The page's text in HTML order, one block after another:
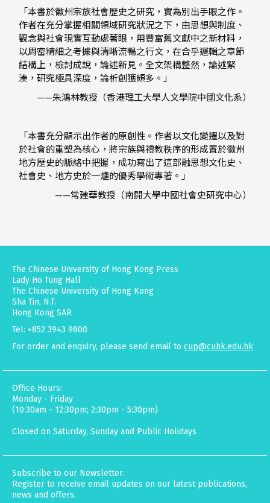
「本書於徽州宗族社會歷史之研究，實為別出手眼之作。
作者在充分掌握相關領域研究狀況之下，由思想與制度、
觀念與社會現實互動處著眼，用豐富舊文獻中之新材料，
以周密精細之考據與清晰流暢之行文，在合乎邏輯之章節
結構上，檢討成說，論述新見。全文架構整然，論述緊
湊，研究極具深度，論析創獲頗多。」
——朱鴻林教授（香港理工大學人文學院中國文化系）
「本書充分顯示出作者的原創性。作者以文化變遷以及對
於社會的重塑為核心，將宗族與禮教秩序的形成置於徽州
地方歷史的脈絡中把握，成功寫出了這部融思想文化史、
社會史、地方史於一爐的優秀學術專著。」
——常建華教授（南開大學中國社會史研究中心）
The Chinese University of Hong Kong Press
Lady Ho Tung Hall
The Chinese University of Hong Kong
Sha Tin, N.T.
Hong Kong SAR
Tel: +852 3943 9800
For order and enquiry, please send email to cup@cuhk.edu.hk
Office Hours:
Monday - Friday
(10:30am - 12:30pm; 2:30pm - 5:30pm)
Closed on Saturday, Sunday and Public Holidays
Subscribe to our Newsletter.
Register to receive email updates on our latest publications,
news and offers.